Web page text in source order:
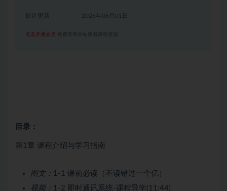
2026年08月01日
点击开通会员 免费享有本站所有课程资源
目录：
第1章 课程介绍与学习指南
图文： 1-1 课前必读（不读错过一个亿）
视频： 1-2 即时通讯系统-课程导学(11:44)